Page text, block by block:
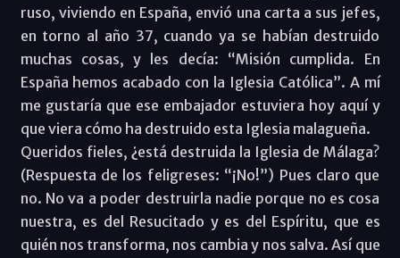
ruso, viviendo en España, envió una carta a sus jefes,
en torno al año 37, cuando ya se habían destruido
muchas cosas, y les decía: “Misión cumplida. En
España hemos acabado con la Iglesia Católica”. A mí
me gustaría que ese embajador estuviera hoy aquí y
que viera cómo ha destruido esta Iglesia malagueña.
Queridos fieles, ¿está destruida la Iglesia de Málaga?
(Respuesta de los feligreses: “¡No!”) Pues claro que
no. No va a poder destruirla nadie porque no es cosa
nuestra, es del Resucitado y es del Espíritu, que es
quién nos transforma, nos cambia y nos salva. Así que